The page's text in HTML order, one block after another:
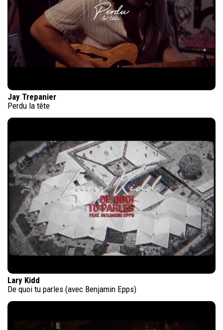
Jay Trepanier
Perdu la tête
Lary Kidd
De quoi tu parles (avec Benjamin Epps)